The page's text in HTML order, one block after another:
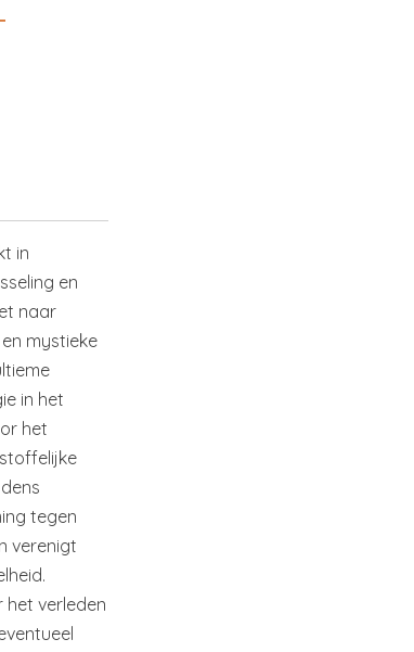
in
en
naar
mystieke
in het
het
tegen
verenigt
het verleden